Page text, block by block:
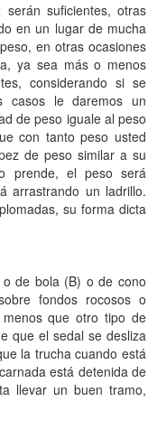
suficientes, otras
en un lugar de mucha
en otras ocasiones
ya sea más o menos
considerando si se
casos le daremos un
de peso iguale al peso
con tanto peso usted
de peso similar a su
prende, el peso será
arrastrando un ladrillo.
su forma dicta
de bola (B) o de cono
fondos rocosos o
menos que otro tipo de
que el sedal se desliza
la trucha cuando está
está detenida de
llevar un buen tramo,